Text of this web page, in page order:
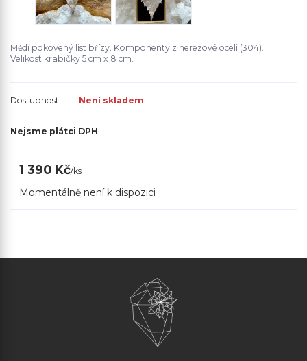
Mědí pokovený list břízy. Komponenty z nerezové oceli (304).
Velikost krabičky 5 cm x 8 cm.
Dostupnost Není skladem
Nejsme plátci DPH
1 390 Kč/ks
Momentálně není k dispozici